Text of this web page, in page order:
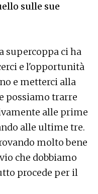
sulle sue
supercoppa ci ha
e l'opportunità
e metterci alla
possiamo trarre
alle prime
alle ultime tre.
molto bene
che dobbiamo
procede per il